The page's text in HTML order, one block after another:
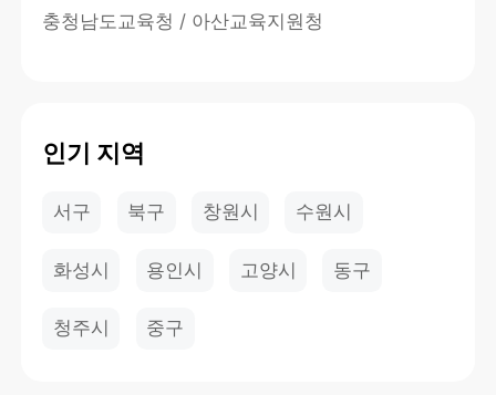
충청남도교육청 / 아산교육지원청
인기 지역
서구 북구 창원시 수원시
화성시 용인시 고양시 동구
청주시 중구